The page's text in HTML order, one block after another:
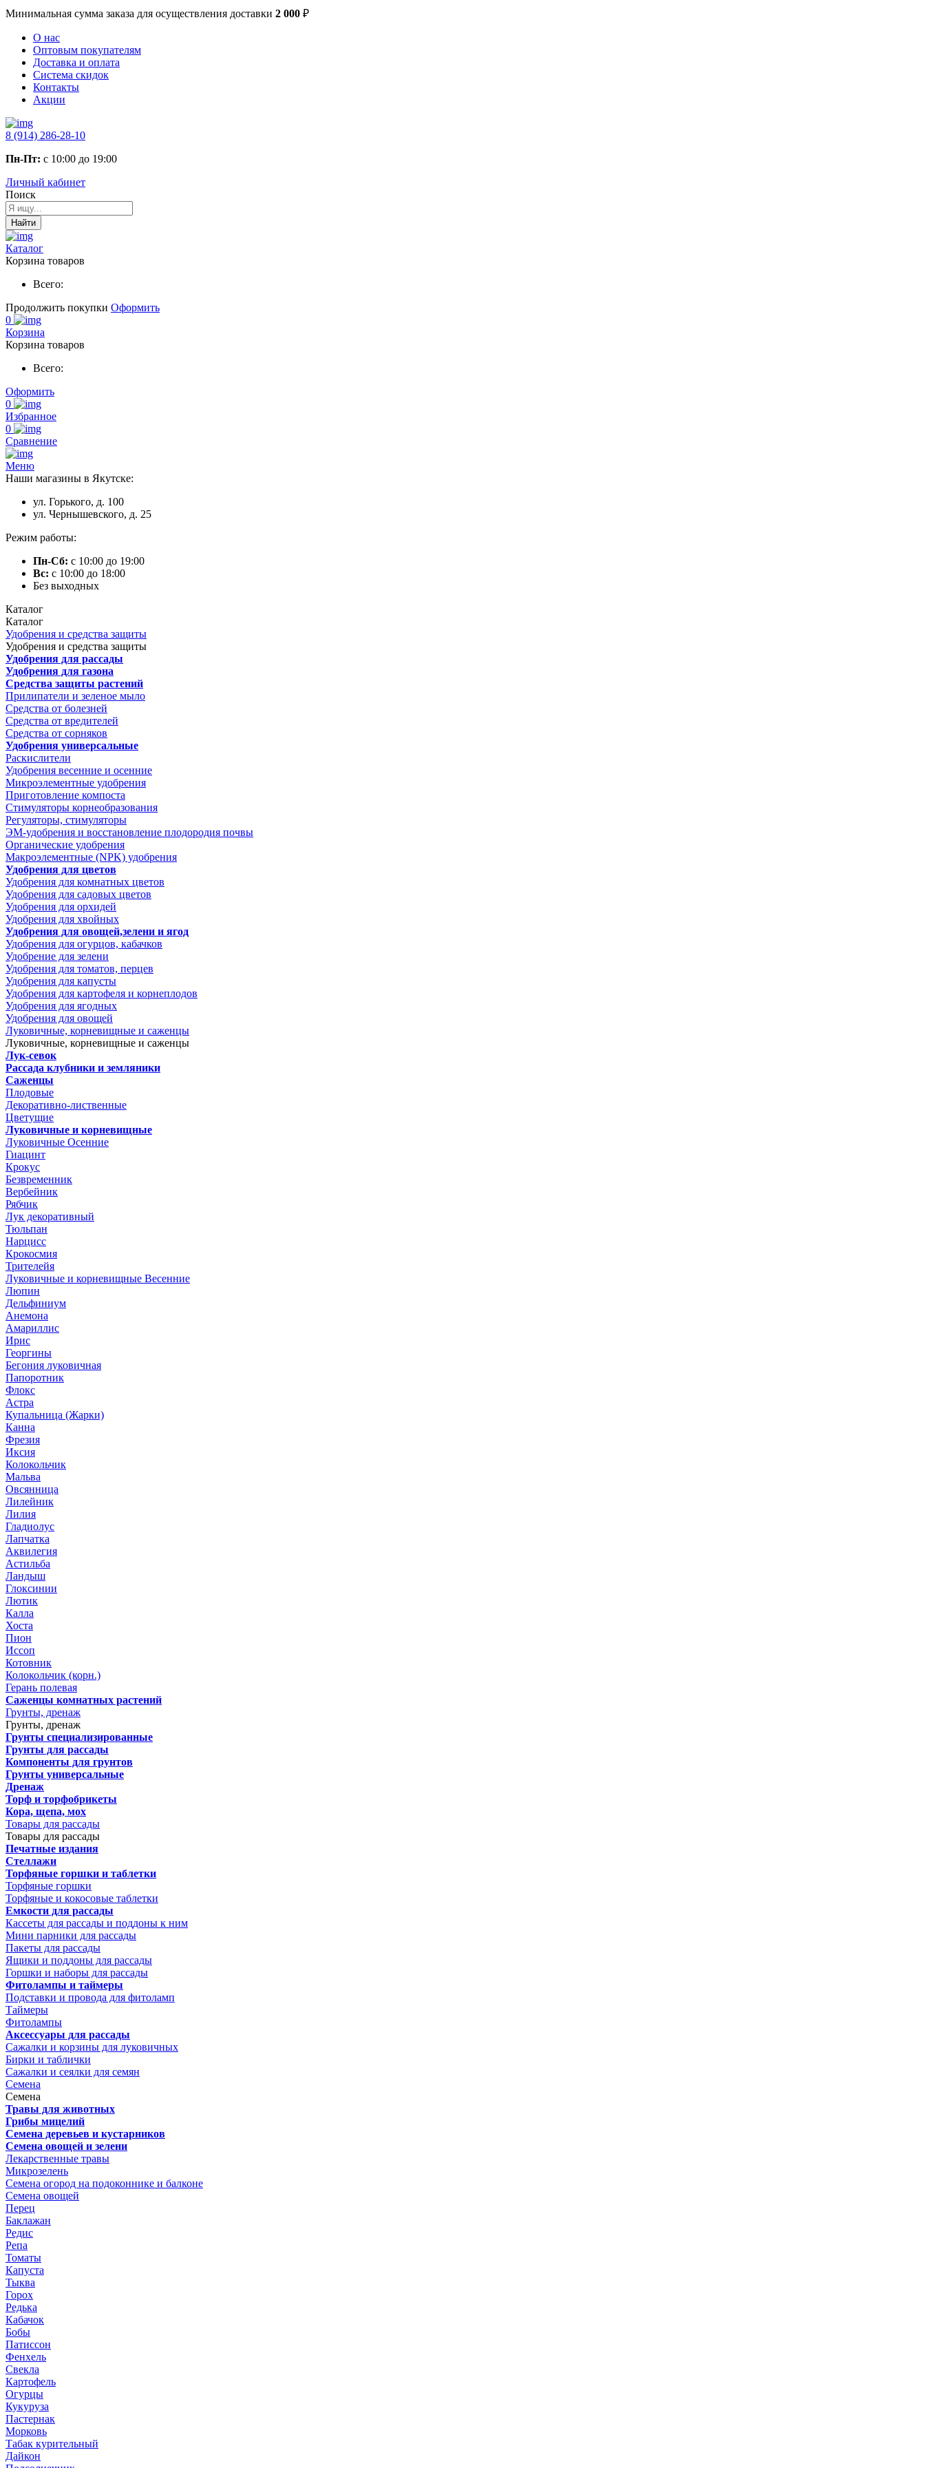
Минимальная сумма заказа для осуществления доставки 2 000 ₽
О нас
Оптовым покупателям
Доставка и оплата
Система скидок
Контакты
Акции
8 (914) 286-28-10
Пн-Пт: с 10:00 до 19:00
Личный кабинет
Поиск
Найти
Каталог
Корзина товаров
Всего:
Продолжить покупки Оформить
0
Корзина
Корзина товаров
Всего:
Оформить
0
Избранное
0
Сравнение
Меню
Наши магазины в Якутске:
ул. Горького, д. 100
ул. Чернышевского, д. 25
Режим работы:
Пн-Сб: с 10:00 до 19:00
Вс: с 10:00 до 18:00
Без выходных
Каталог
Каталог
Удобрения и средства защиты
Удобрения и средства защиты
Удобрения для рассады
Удобрения для газона
Средства защиты растений
Прилипатели и зеленое мыло
Средства от болезней
Средства от вредителей
Средства от сорняков
Удобрения универсальные
Раскислители
Удобрения весенние и осенние
Микроэлементные удобрения
Приготовление компоста
Стимуляторы корнеобразования
Регуляторы, стимуляторы
ЭМ-удобрения и восстановление плодородия почвы
Органические удобрения
Макроэлементные (NPK) удобрения
Удобрения для цветов
Удобрения для комнатных цветов
Удобрения для садовых цветов
Удобрения для орхидей
Удобрения для хвойных
Удобрения для овощей,зелени и ягод
Удобрения для огурцов, кабачков
Удобрение для зелени
Удобрения для томатов, перцев
Удобрения для капусты
Удобрения для картофеля и корнеплодов
Удобрения для ягодных
Удобрения для овощей
Луковичные, корневищные и саженцы
Луковичные, корневищные и саженцы
Лук-севок
Рассада клубники и земляники
Саженцы
Плодовые
Декоративно-лиственные
Цветущие
Луковичные и корневищные
Луковичные Осенние
Гиацинт
Крокус
Безвременник
Вербейник
Рябчик
Лук декоративный
Тюльпан
Нарцисс
Крокосмия
Трителейя
Луковичные и корневищные Весенние
Люпин
Дельфиниум
Анемона
Амариллис
Ирис
Георгины
Бегония луковичная
Папоротник
Флокс
Астра
Купальница (Жарки)
Канна
Фрезия
Иксия
Колокольчик
Мальва
Овсянница
Лилейник
Лилия
Гладиолус
Лапчатка
Аквилегия
Астильба
Ландыш
Глоксинии
Лютик
Калла
Хоста
Пион
Иссоп
Котовник
Колокольчик (корн.)
Герань полевая
Саженцы комнатных растений
Грунты, дренаж
Грунты, дренаж
Грунты специализированные
Грунты для рассады
Компоненты для грунтов
Грунты универсальные
Дренаж
Торф и торфобрикеты
Кора, щепа, мох
Товары для рассады
Товары для рассады
Печатные издания
Стеллажи
Торфяные горшки и таблетки
Торфяные горшки
Торфяные и кокосовые таблетки
Емкости для рассады
Кассеты для рассады и поддоны к ним
Мини парники для рассады
Пакеты для рассады
Ящики и поддоны для рассады
Горшки и наборы для рассады
Фитолампы и таймеры
Подставки и провода для фитоламп
Таймеры
Фитолампы
Аксессуары для рассады
Сажалки и корзины для луковичных
Бирки и таблички
Сажалки и сеялки для семян
Семена
Семена
Травы для животных
Грибы мицелий
Семена деревьев и кустарников
Семена овощей и зелени
Лекарственные травы
Микрозелень
Семена огород на подоконнике и балконе
Семена овощей
Перец
Баклажан
Редис
Репа
Томаты
Капуста
Тыква
Горох
Редька
Кабачок
Бобы
Патиссон
Фенхель
Свекла
Картофель
Огурцы
Кукуруза
Пастернак
Морковь
Табак курительный
Дайкон